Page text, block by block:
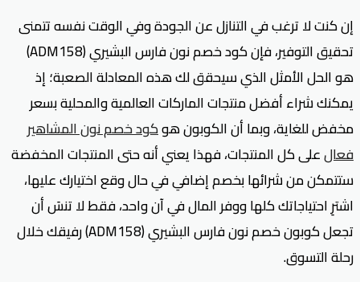
إن كنت لا ترغب في التنازل عن الجودة وفي الوقت نفسه تتمنى
تحقيق التوفير، فإن كود خصم نون فارس البشيري (ADM158)
هو الحل الأمثل الذي سيحقق لك هذه المعادلة الصعبة؛ إذ
يمكنك شراء أفضل منتجات الماركات العالمية والمحلية بسعر
مخفض للغاية، وبما أن الكوبون هوكود خصم نون المشاهير
فعالعلى كل المنتجات، فهذا يعني أنه حتى المنتجات المخفضة
ستتمكن من شرائها بخصم إضافي في حال وقع اختيارك عليها،
اشترِ احتياجاتك كلها ووفر المال في آن واحد، فقط لا تنسَ أن
تجعل كوبون خصم نون فارس البشيري (ADM158) رفيقك خلال
رحلة التسوق.